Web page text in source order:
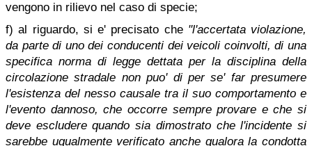
vengono in rilievo nel caso di specie;
f) al riguardo, si e' precisato che "l'accertata violazione,
da parte di uno dei conducenti dei veicoli coinvolti, di una
specifica norma di legge dettata per la disciplina della
circolazione stradale non puo' di per se' far presumere
l'esistenza del nesso causale tra il suo comportamento e
l'evento dannoso, che occorre sempre provare e che si
deve escludere quando sia dimostrato che l'incidente si
sarebbe ugualmente verificato anche qualora la condotta